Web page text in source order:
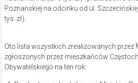
Poznańskiej na odcinku od ul.
tys. zł).
Oto lista wszystkich zrealizowanych przez
zgłoszonych przez mieszkańców
Obywatelskiego na ten rok: